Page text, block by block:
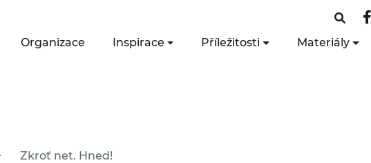
Organizace Inspirace Příležitosti Materiály
Zkroť net. Hned!